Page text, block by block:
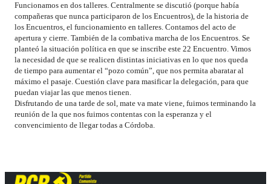
Funcionamos en dos talleres. Centralmente se discutió (porque había
compañeras que nunca participaron de los Encuentros), de la historia de
los Encuentros, el funcionamiento en talleres. Contamos del acto de
apertura y cierre. También de la combativa marcha de los Encuentros. Se
planteó la situación política en que se inscribe este 22 Encuentro. Vimos
la necesidad de que se realicen distintas iniciativas en lo que nos queda
de tiempo para aumentar el “pozo común”, que nos permita abaratar al
máximo el pasaje. Cuestión clave para masificar la delegación, para que
puedan viajar las que menos tienen.
Disfrutando de una tarde de sol, mate va mate viene, fuimos terminando la
reunión de la que nos fuimos contentas con la esperanza y el
convencimiento de llegar todas a Córdoba.